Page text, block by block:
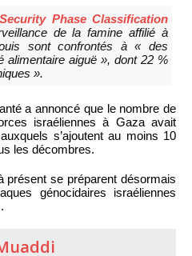
Phase Classification
de la famine affilié à
sont confrontés à « des
alimentaire aiguë », dont 22 %
».
a annoncé que le nombre de
israéliennes à Gaza avait
s’ajoutent au moins 10
les décombres.
présent se préparent désormais
génocidaires israéliennes